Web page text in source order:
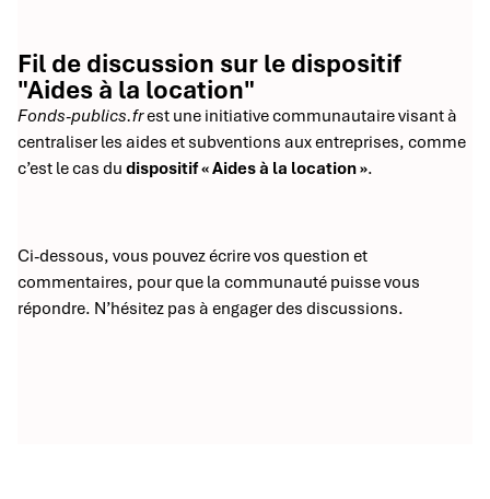
Fil de discussion sur le dispositif
"Aides à la location"
Fonds-publics.frest une initiative communautaire visant à
centraliser les aides et subventions aux entreprises, comme
c’est le cas du dispositif « Aides à la location ».
Ci-dessous, vous pouvez écrire vos question et
commentaires, pour que la communauté puisse vous
répondre. N’hésitez pas à engager des discussions.